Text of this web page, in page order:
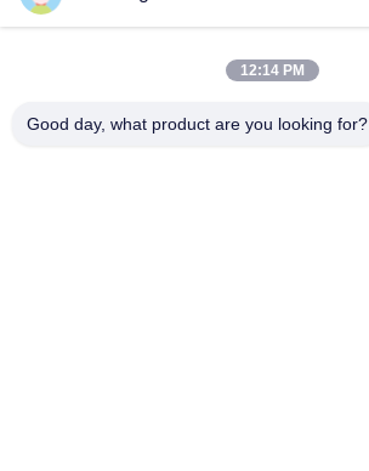
suli@sulidry.com
12:14 PM
Good day, what product are you looking for?